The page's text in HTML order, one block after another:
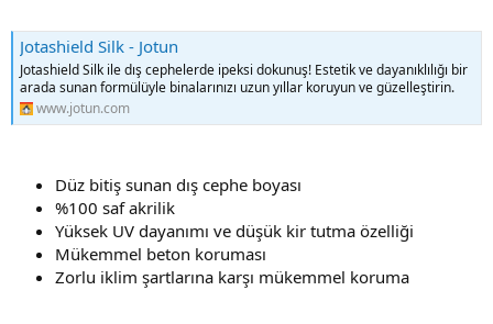
Jotashield Silk - Jotun
Jotashield Silk ile dış cephelerde ipeksi dokunuş! Estetik ve dayanıklılığı bir
arada sunan formülüyle binalarınızı uzun yıllar koruyun ve güzelleştirin.
www.jotun.com
Düz bitiş sunan dış cephe boyası
%100 saf akrilik
Yüksek UV dayanımı ve düşük kir tutma özelliği
Mükemmel beton koruması
Zorlu iklim şartlarına karşı mükemmel koruma